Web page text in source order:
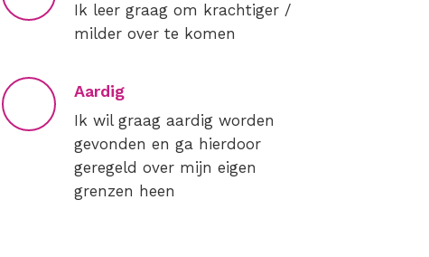
Ik leer graag om krachtiger /
milder over te komen
Aardig
Ik wil graag aardig worden
gevonden en ga hierdoor
geregeld over mijn eigen
grenzen heen